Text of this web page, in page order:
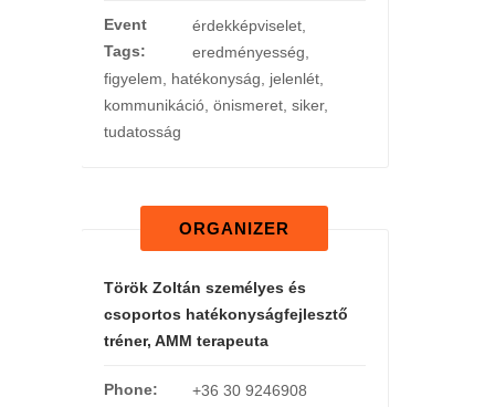
Event
Tags:
érdekképviselet,
eredményesség
figyelem
hatékonyság jelenlét,
kommunikáció, önismeret, siker,
tudatosság
ORGANIZER
Török Zoltán személyes és
csoportos hatékonyságfejlesztő
tréner, AMM terapeuta
Phone: +36 30 9246908